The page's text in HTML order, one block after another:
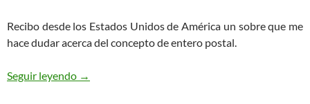
Recibo desde los Estados Unidos de América un sobre que me
hace dudar acerca del concepto de entero postal.
Seguir leyendo ¿Es esto un Entero Postal?
→